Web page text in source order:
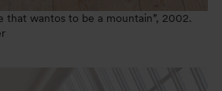
that wantos to be a mountain”, 2002.